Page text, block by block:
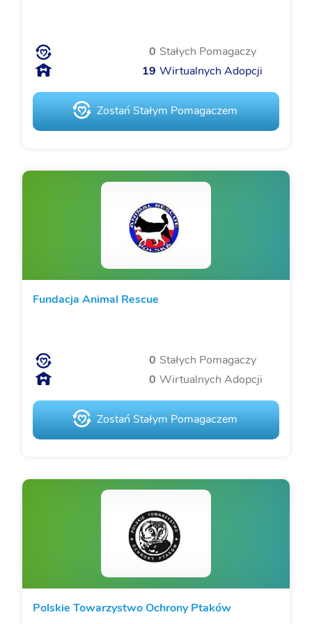
0 Stałych Pomagaczy
19 Wirtualnych Adopcji
Zostań Stałym Pomagaczem
Fundacja Animal Rescue
0 Stałych Pomagaczy
0 Wirtualnych Adopcji
Zostań Stałym Pomagaczem
Polskie Towarzystwo Ochrony Ptaków